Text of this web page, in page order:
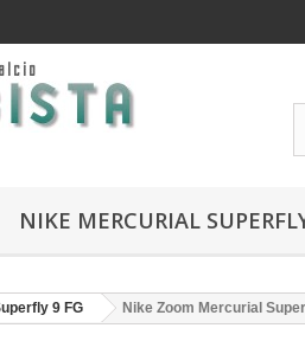
NIKE MERCURIAL
9 FG Nike Zoom Mercurial